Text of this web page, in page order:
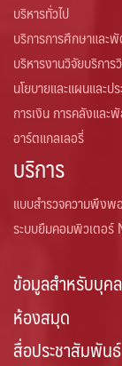
บริหารทั่วไป
บริการการศึกษาแล
บริหารงานวิจัยบริกา
นโยบายและแผนและ
การเงิน การคลังและ
อาร์ตแกลเลอรี่
บริการ
แบบสำรวจความพึงพ
ระบบยืมคอมพิวเตอ
ข้อมูลสำหรับบุค
ห้องสมุด
สื่อประชาสัมพันธ์